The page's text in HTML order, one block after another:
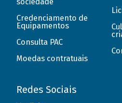
Credenciamento de
Equipamentos
Consulta PAC
Moedas contratuais
Redes Sociais